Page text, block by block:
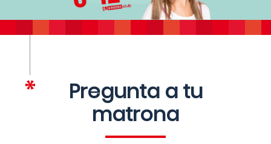
Pregunta a tu
matrona